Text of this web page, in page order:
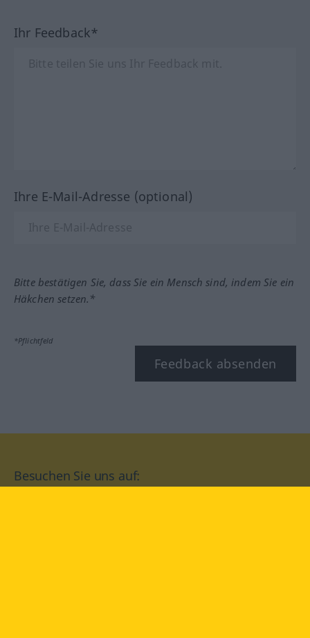
Ihr Feedback*
Ihre E-Mail-Adresse (optional)
Bitte bestätigen Sie, dass Sie ein Mensch sind, indem Sie ein
Häkchen setzen.*
*Pflichtfeld
Feedback absenden
Besuchen Sie uns auf: